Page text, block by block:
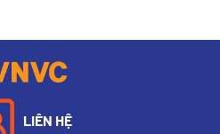
LIÊN HỆ